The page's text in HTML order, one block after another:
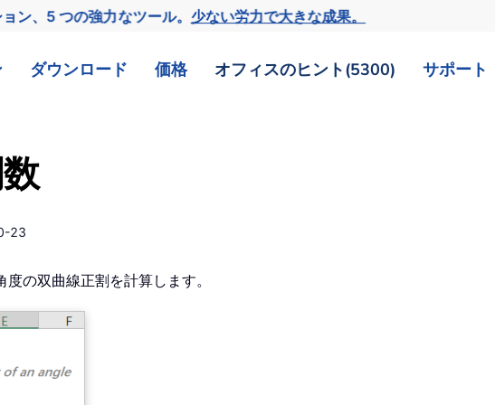
ン、5 つの強力なツール。少ない労力で大きな成果。
ダウンロード 価格 オフィスのヒント(5300) サポート
23
の双曲線正割を計算します。